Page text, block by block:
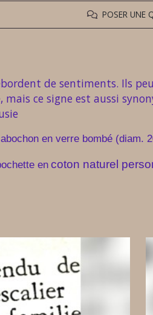
POSER UNE
de sentiments. Ils
ce signe est aussi
en verre bombé (diam.
en coton naturel